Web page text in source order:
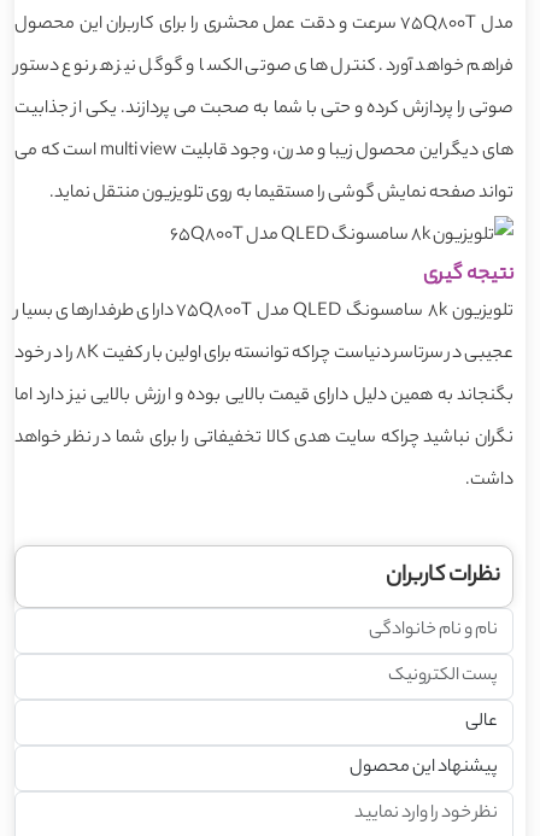
مدل 75Q800T سرعت و دقت عمل محشری را برای کاربران این محصول
فراهم خواهد آورد. کنترل های صوتی الکسا و گوگل نیز هر نوع دستور
صوتی را پردازش کرده و حتی با شما به صحبت می پردازند. یکی از جذابیت
های دیگر این محصول زیبا و مدرن، وجود قابلیت multi view است که می
تواند صفحه نمایش گوشی را مستقیما به روی تلویزیون منتقل نماید.
نتیجه گیری
تلویزیون 8k سامسونگ QLED مدل 75Q800T دارای طرفدارهای بسیار
عجیبی در سرتاسر دنیاست چراکه توانسته برای اولین بار کفیت 8K را در خود
بگنجاند به همین دلیل دارای قیمت بالایی بوده و ارزش بالایی نیز دارد اما
نگران نباشید چراکه سایت هدی کالا تخفیفاتی را برای شما در نظر خواهد
داشت.
نظرات کاربران